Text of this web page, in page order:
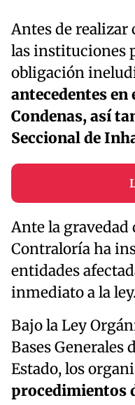
Antes de
las instituciones
obligación
antecedentes en
Condenas, así
Seccional de
Ante la gravedad
Contraloría ha
entidades
inmediato a la ley.
Bajo la Ley
Bases
Estado, los
procedimientos